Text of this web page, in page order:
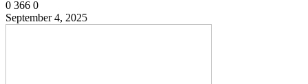
0 366 0
September 4, 2025